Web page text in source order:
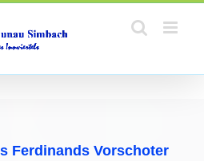
Ferdinands Vorschoter